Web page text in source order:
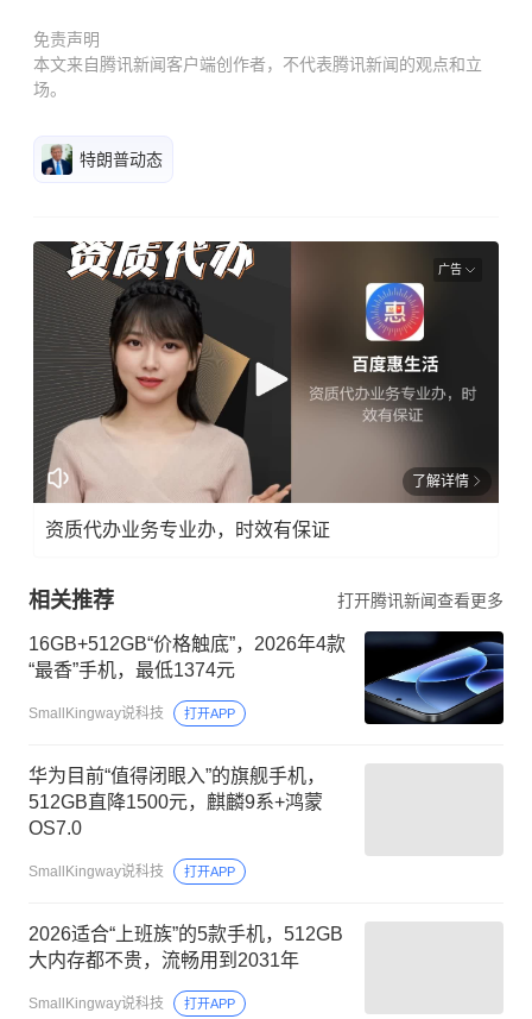
免责声明
本文来自腾讯新闻客户端创作者，不代表腾讯新闻的观点和立
场。
特朗普动态
广告
了解详情
资质代办业务专业办，时效有保证
相关推荐 打开腾讯新闻查看更多
16GB+512GB“价格触底”，2026年4款
“最香”手机，最低1374元
SmallKingway说科技 打开APP
华为目前“值得闭眼入”的旗舰手机，
512GB直降1500元，麒麟9系+鸿蒙
OS7.0
SmallKingway说科技 打开APP
2026适合“上班族”的5款手机，512GB
大内存都不贵，流畅用到2031年
SmallKingway说科技 打开APP